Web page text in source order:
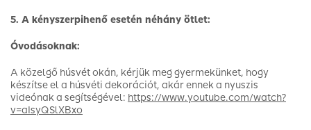
5. A kényszerpihenő esetén néhány ötlet:
Óvodásoknak:
A közelgő húsvét okán, kérjük meg gyermekünket, hogy
készítse el a húsvéti dekorációt, akár ennek a nyuszis
videónak a segítségével: https://www.youtube.com/watch?
v=aIsyQSlXBxo